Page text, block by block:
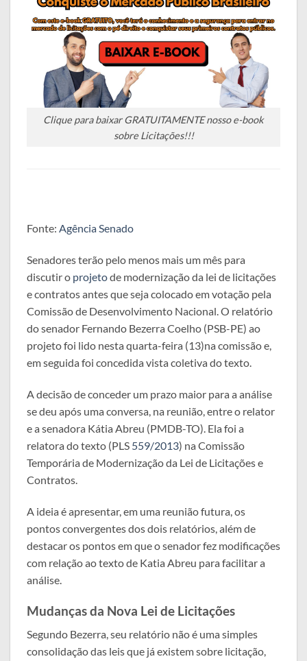
Clique para baixar GRATUITAMENTE nosso e-book
sobre Licitações!!!
Fonte: Agência Senado
Senadores terão pelo menos mais um mês para
discutir o projetode modernização da lei de licitações
e contratos antes que seja colocado em votação pela
Comissão de Desenvolvimento Nacional. O relatório
do senador Fernando Bezerra Coelho (PSB-PE) ao
projeto foi lido nesta quarta-feira (13)na comissão e,
em seguida foi concedida vista coletiva do texto.
A decisão de conceder um prazo maior para a análise
se deu após uma conversa, na reunião, entre o relator
e a senadora Kátia Abreu (PMDB-TO). Ela foi a
relatora do texto (PLS 559/2013) na Comissão
Temporária de Modernização da Lei de Licitações e
Contratos.
A ideia é apresentar, em uma reunião futura, os
pontos convergentes dos dois relatórios, além de
destacar os pontos em que o senador fez modificações
com relação ao texto de Katia Abreu para facilitar a
análise.
Mudanças da Nova Lei de Licitações
Segundo Bezerra, seu relatório não é uma simples
consolidação das leis que já existem sobre licitação,